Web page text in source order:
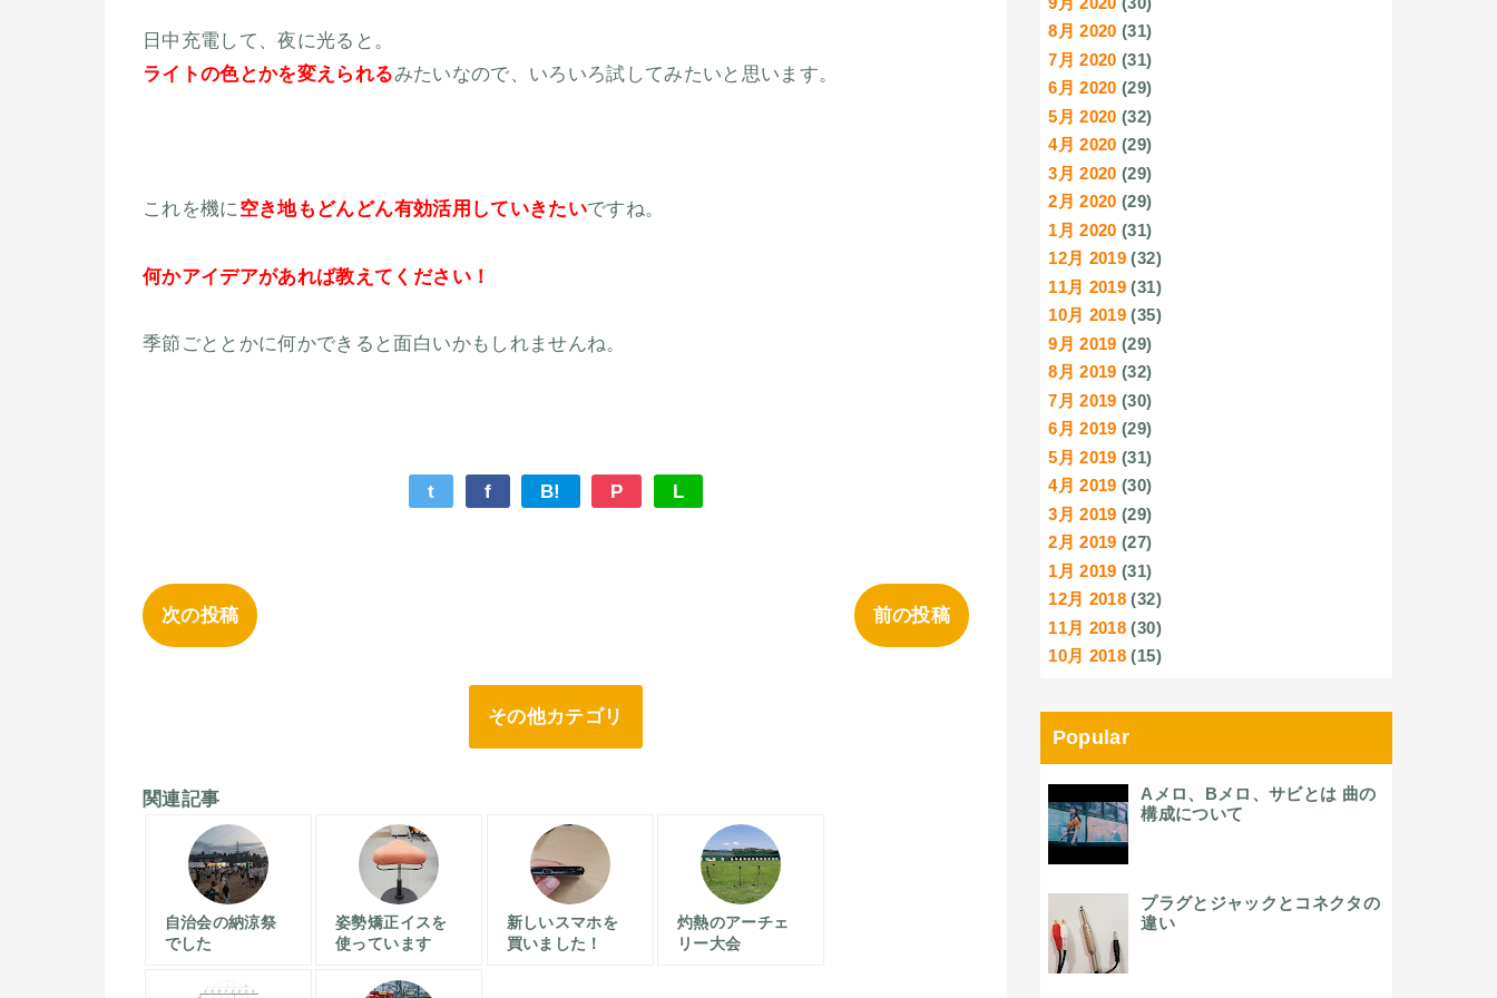
日中充電して、夜に光ると。
ライトの色とかを変えられるみたいなので、いろいろ試してみたいと思います。
これを機に空き地もどんどん有効活用していきたいですね。
何かアイデアがあれば教えてください！
季節ごととかに何かできると面白いかもしれませんね。
t f B! P L
次の投稿 前の投稿
その他カテゴリ
関連記事
自治会の納涼祭
でした
姿勢矯正イスを
使っています
新しいスマホを
買いました！
灼熱のアーチェ
リー大会
8月 2020 (31)
7月 2020 (31)
6月 2020 (29)
5月 2020 (32)
4月 2020 (29)
3月 2020 (29)
2月 2020 (29)
1月 2020 (31)
12月 2019 (32)
11月 2019 (31)
10月 2019 (35)
9月 2019 (29)
8月 2019 (32)
7月 2019 (30)
6月 2019 (29)
5月 2019 (31)
4月 2019 (30)
3月 2019 (29)
2月 2019 (27)
1月 2019 (31)
12月 2018 (32)
11月 2018 (30)
10月 2018 (15)
Popular
Aメロ、Bメロ、サビとは 曲の
構成について
プラグとジャックとコネクタの
違い